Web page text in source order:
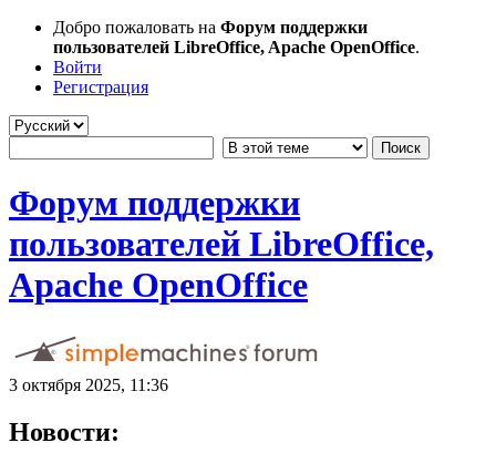
Добро пожаловать на Форум поддержки
пользователей LibreOffice, Apache OpenOffice.
Войти
Регистрация
Форум поддержки
пользователей LibreOffice,
Apache OpenOffice
3 октября 2025, 11:36
Новости: